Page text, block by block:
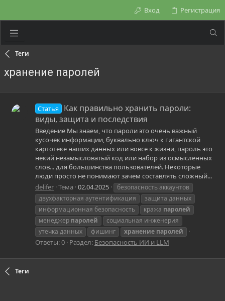
Вход Регистрация
Теги
хранение паролей
Статья
Как правильно хранить пароли:
виды, защита и последствия
Введение Мы знаем, что пароли это очень важный
кусочек информации, буквально ключ к гигантской
картотеке наших данных или вовсе к жизни, пароль это
некий незамысловатый код или набор из осмысленных
слов... для большинства пользователей. Некоторые
люди просто не понимают зачем составлять сложный...
delifer Тема 02.04.2025
безопасность аккаунтов
двухфакторная аутентификация
защита данных
информационная безопасность
кража паролей
менеджер паролей
социальная инженерия
утечка данных
фишинг хранение паролей
Ответы: 0 Раздел: Безопасность ИИ и LLM
Теги